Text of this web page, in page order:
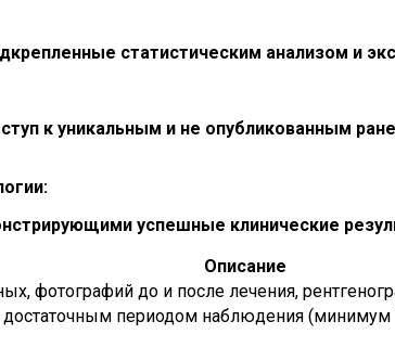
статистическим анализом и
к уникальным и не опубликованным
успешные клинические
Описание
фотографий до и после лечения,
достаточным периодом наблюдения (минимум